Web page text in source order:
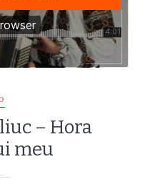
– Hora
meu